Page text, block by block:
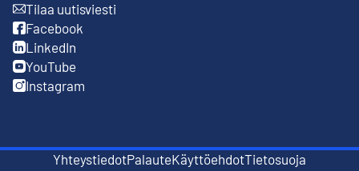
Tilaa uutisviesti
Ulkoinen linkki
Facebook
Ulkoinen linkki
LinkedIn
Ulkoinen linkki
YouTube
Ulkoinen linkki
Instagram
Ulkoinen linkki
YhteystiedotPalaute
Ulkoinen linkki
Käyttöehdot
Ulkoinen linkki
Tietosuoja